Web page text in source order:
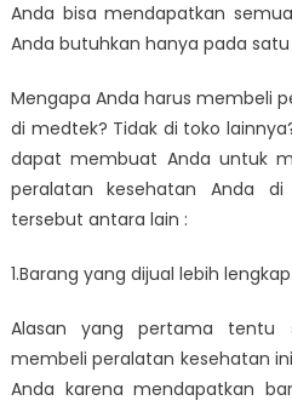
Anda bisa mendapatkan
Anda butuhkan hanya pada satu
Mengapa Anda harus membeli
di medtek? Tidak di toko
dapat membuat Anda untuk
peralatan kesehatan Anda di
tersebut antara lain :
1.Barang yang dijual lebih lengkap
Alasan yang pertama tentu
membeli peralatan kesehatan
Anda karena mendapatkan